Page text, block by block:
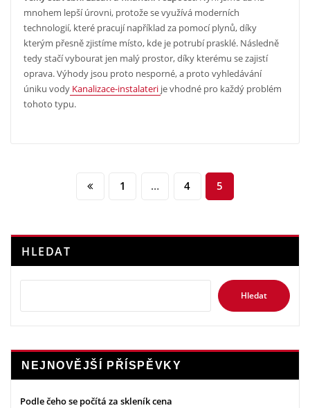
mnohem lepší úrovni, protože se využívá moderních
technologií, které pracují například za pomocí plynů, díky
kterým přesně zjistíme místo, kde je potrubí prasklé. Následně
tedy stačí vybourat jen malý prostor, díky kterému se zajistí
oprava. Výhody jsou proto nesporné, a proto vyhledávání
úniku vodyKanalizace-instalateri je vhodné pro každý problém
tohoto typu.
Stránkování
1 … 4 5
HLEDAT
Hledat
NEJNOVĚJŠÍ PŘÍSPĚVKY
Podle čeho se počítá za skleník cena